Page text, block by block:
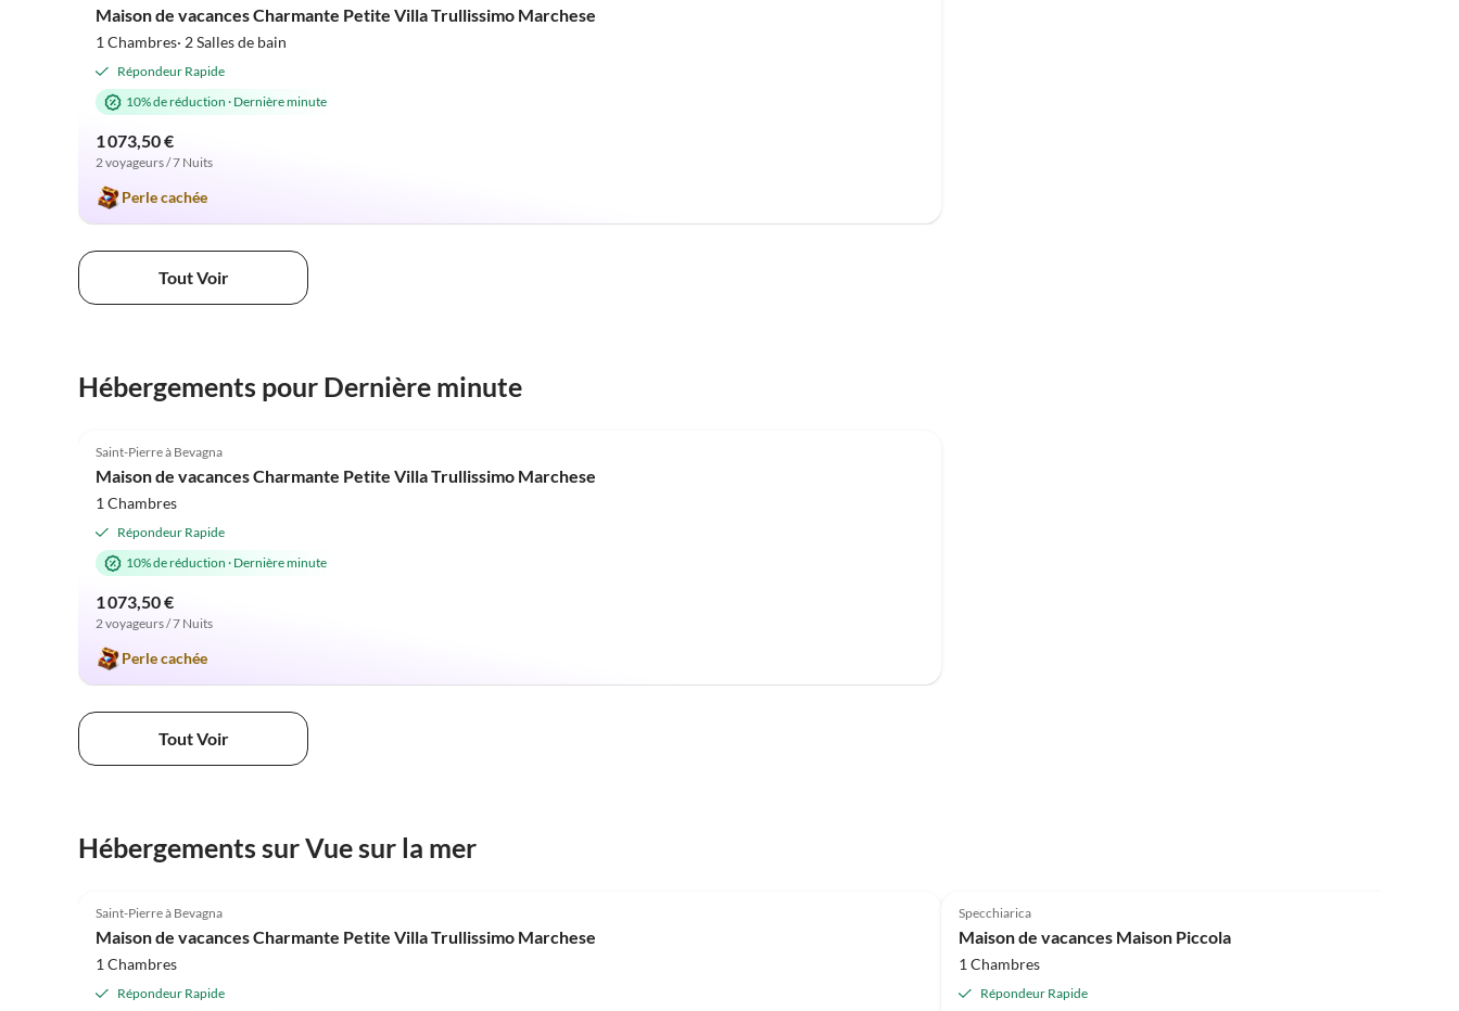
Maison de vacances Charmante Petite Villa Trullissimo Marchese
1 Chambres· 2 Salles de bain
Répondeur Rapide
10% de réduction · Dernière minute
1 073,50 €
2 voyageurs / 7 Nuits
Perle cachée
Tout Voir
Hébergements pour Dernière minute
Saint-Pierre à Bevagna
Maison de vacances Charmante Petite Villa Trullissimo Marchese
1 Chambres
Répondeur Rapide
10% de réduction · Dernière minute
1 073,50 €
2 voyageurs / 7 Nuits
Perle cachée
Tout Voir
Hébergements sur Vue sur la mer
Saint-Pierre à Bevagna
Maison de vacances Charmante Petite Villa Trullissimo Marchese
1 Chambres
Répondeur Rapide
Specchiarica
Maison de vacances Maison Piccola
1 Chambres
Répondeur Rapide